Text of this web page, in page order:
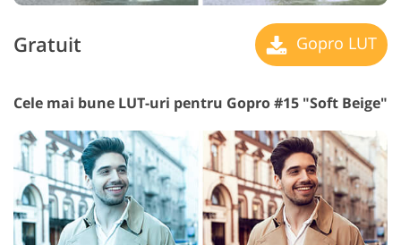
Gratuit Gopro LUT
Cele mai bune LUT-uri pentru Gopro #15 "Soft Beige"